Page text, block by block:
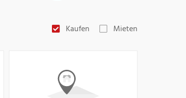
Kaufen Mieten